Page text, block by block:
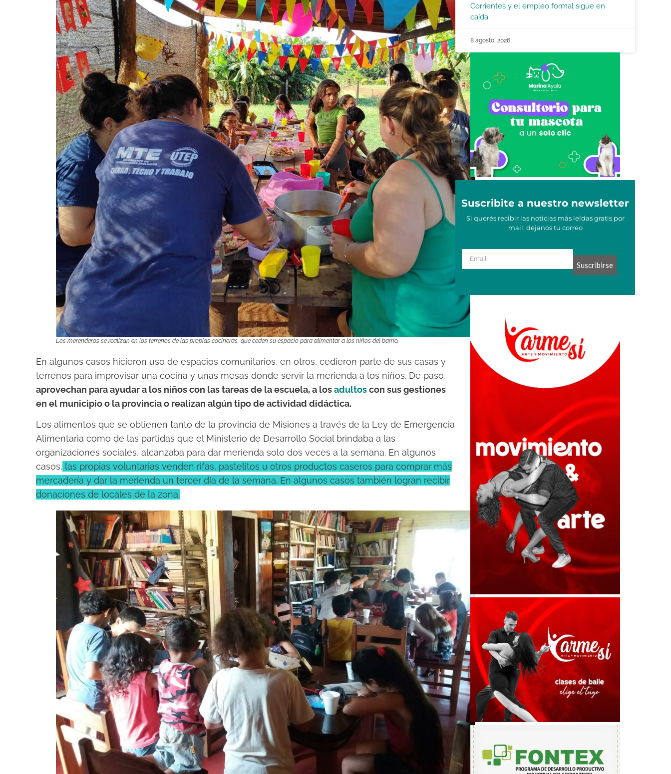
Los merenderos se realizan en los terrenos de las propias cocineras, que ceden su espacio para alimentar a los niños del barrio.
En algunos casos hicieron uso de espacios comunitarios, en otros, cedieron parte de sus casas y
terrenos para improvisar una cocina y unas mesas donde servir la merienda a los niños. De paso,
aprovechan para ayudar a los niños con las tareas de la escuela, a losadultoscon sus gestiones
en el municipio o la provincia o realizan algún tipo de actividad didáctica.
Los alimentos que se obtienen tanto de la provincia de Misiones a través de la Ley de Emergencia
Alimentaria como de las partidas que el Ministerio de Desarrollo Social brindaba a las
organizaciones sociales, alcanzaba para dar merienda solo dos veces a la semana. En algunos
casos, las propias voluntarias venden rifas, pastelitos u otros productos caseros para comprar más
mercadería y dar la merienda un tercer día de la semana. En algunos casos también logran recibir
donaciones de locales de la zona.
Corrientes y el empleo formal sigue en
caída
8 agosto, 2026
Suscribite a nuestro newsletter
Si querés recibir las noticias más leídas gratis por
mail, dejanos tu correo
Suscribirse